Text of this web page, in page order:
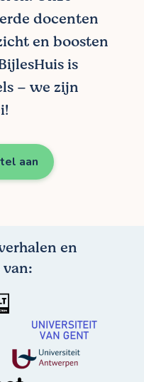
docenten
en boosten
is
– we zijn
aan
en
van: